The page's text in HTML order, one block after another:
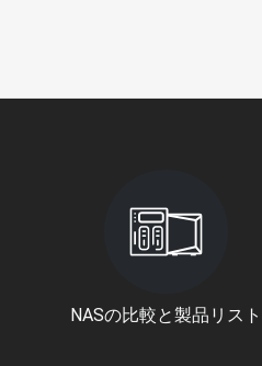
NASの比較と製品リスト